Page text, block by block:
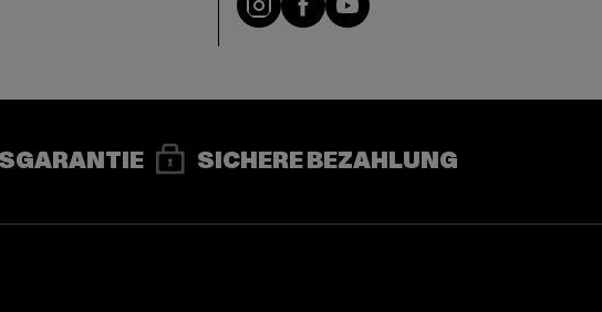
SICHERE BEZAHLUNG